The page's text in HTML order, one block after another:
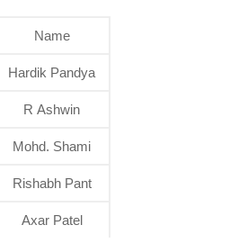
Name
Hardik Pandya
R Ashwin
Mohd. Shami
Rishabh Pant
Axar Patel